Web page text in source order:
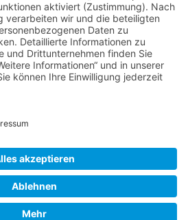
NACH OBEN
Verlagsgruppe Knapp - Richardi -
für Absatzwirtschaft
Datenschutz Impressum